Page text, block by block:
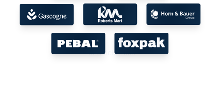
... und viele mehr.